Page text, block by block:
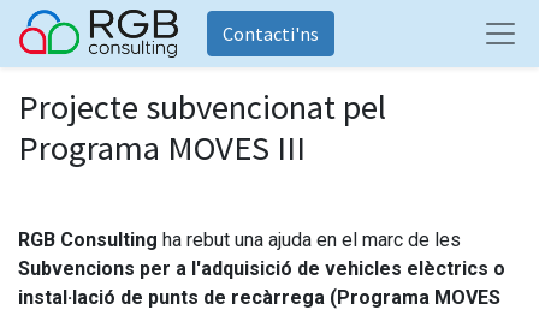
Contacti'ns
Projecte subvencionat pel
Programa MOVES III
RGB Consulting ha rebut una ajuda en el marc de les
Subvencions per a l'adquisició de vehicles elèctrics o
instal·lació de punts de recàrrega (Programa MOVES